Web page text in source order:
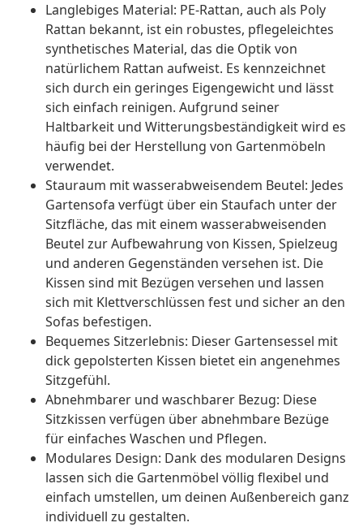
Langlebiges Material: PE-Rattan, auch als Poly
Rattan bekannt, ist ein robustes, pflegeleichtes
synthetisches Material, das die Optik von
natürlichem Rattan aufweist. Es kennzeichnet
sich durch ein geringes Eigengewicht und lässt
sich einfach reinigen. Aufgrund seiner
Haltbarkeit und Witterungsbeständigkeit wird es
häufig bei der Herstellung von Gartenmöbeln
verwendet.
Stauraum mit wasserabweisendem Beutel: Jedes
Gartensofa verfügt über ein Staufach unter der
Sitzfläche, das mit einem wasserabweisenden
Beutel zur Aufbewahrung von Kissen, Spielzeug
und anderen Gegenständen versehen ist. Die
Kissen sind mit Bezügen versehen und lassen
sich mit Klettverschlüssen fest und sicher an den
Sofas befestigen.
Bequemes Sitzerlebnis: Dieser Gartensessel mit
dick gepolsterten Kissen bietet ein angenehmes
Sitzgefühl.
Abnehmbarer und waschbarer Bezug: Diese
Sitzkissen verfügen über abnehmbare Bezüge
für einfaches Waschen und Pflegen.
Modulares Design: Dank des modularen Designs
lassen sich die Gartenmöbel völlig flexibel und
einfach umstellen, um deinen Außenbereich ganz
individuell zu gestalten.